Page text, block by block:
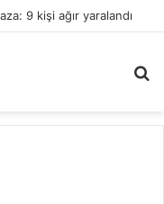
9 kişi ağır yaralandı
...